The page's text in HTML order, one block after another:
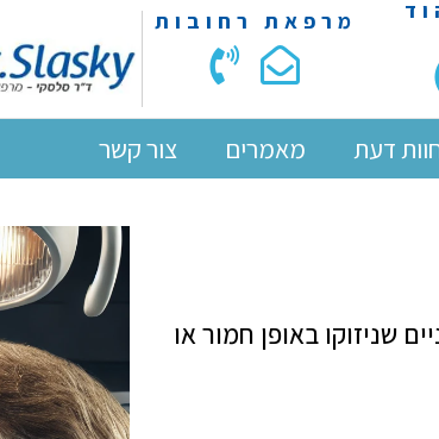
מרפאת רחובות
דעת מאמרים צור קשר
שניזוקו באופן חמור או